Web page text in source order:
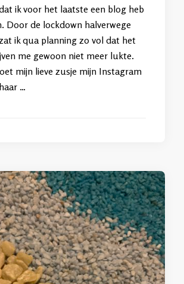
ik voor het laatste een blog heb
Door de lockdown halverwege
ik qua planning zo vol dat het
me gewoon niet meer lukte.
mijn lieve zusje mijn Instagram
…